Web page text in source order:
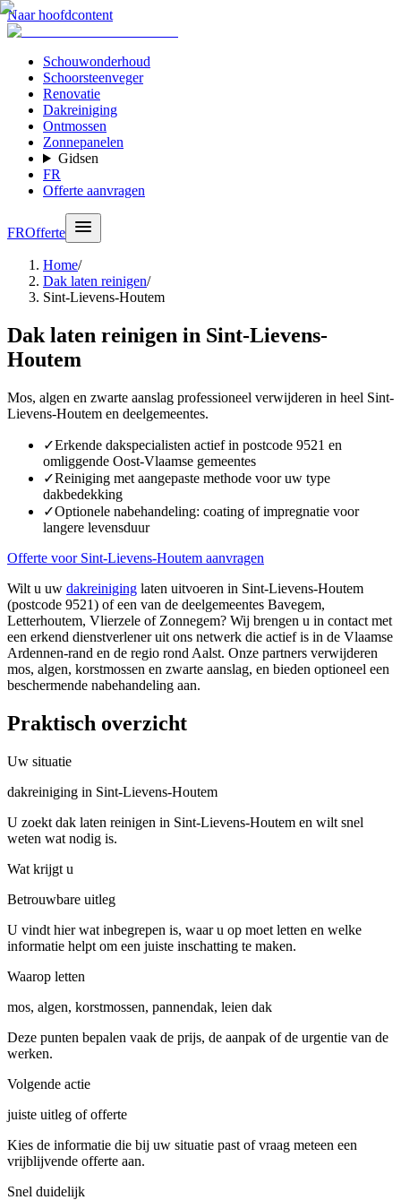
Naar hoofdcontent
Schouwonderhoud
Schoorsteenveger
Renovatie
Dakreiniging
Ontmossen
Zonnepanelen
Gidsen
FR
Offerte aanvragen
FROfferte
Home/
Dak laten reinigen/
Sint-Lievens-Houtem
Dak laten reinigen in Sint-Lievens-
Houtem
Mos, algen en zwarte aanslag professioneel verwijderen in heel Sint-
Lievens-Houtem en deelgemeentes.
✓Erkende dakspecialisten actief in postcode 9521 en
omliggende Oost-Vlaamse gemeentes
✓Reiniging met aangepaste methode voor uw type
dakbedekking
✓Optionele nabehandeling: coating of impregnatie voor
langere levensduur
Offerte voor Sint-Lievens-Houtem aanvragen
Wilt u uw dakreiniging laten uitvoeren in Sint-Lievens-Houtem
(postcode 9521) of een van de deelgemeentes Bavegem,
Letterhoutem, Vlierzele of Zonnegem? Wij brengen u in contact met
een erkend dienstverlener uit ons netwerk die actief is in de Vlaamse
Ardennen-rand en de regio rond Aalst. Onze partners verwijderen
mos, algen, korstmossen en zwarte aanslag, en bieden optioneel een
beschermende nabehandeling aan.
Praktisch overzicht
Uw situatie
dakreiniging in Sint-Lievens-Houtem
U zoekt dak laten reinigen in Sint-Lievens-Houtem en wilt snel
weten wat nodig is.
Wat krijgt u
Betrouwbare uitleg
U vindt hier wat inbegrepen is, waar u op moet letten en welke
informatie helpt om een juiste inschatting te maken.
Waarop letten
mos, algen, korstmossen, pannendak, leien dak
Deze punten bepalen vaak de prijs, de aanpak of de urgentie van de
werken.
Volgende actie
juiste uitleg of offerte
Kies de informatie die bij uw situatie past of vraag meteen een
vrijblijvende offerte aan.
Snel duidelijk